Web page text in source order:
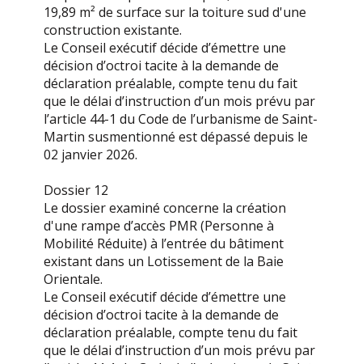
19,89 m² de surface sur la toiture sud d'une
construction existante.
Le Conseil exécutif décide d’émettre une
décision d’octroi tacite à la demande de
déclaration préalable, compte tenu du fait
que le délai d’instruction d’un mois prévu par
l’article 44-1 du Code de l’urbanisme de Saint-
Martin susmentionné est dépassé depuis le
02 janvier 2026.
Dossier 12
Le dossier examiné concerne la création
d'une rampe d’accès PMR (Personne à
Mobilité Réduite) à l’entrée du bâtiment
existant dans un Lotissement de la Baie
Orientale.
Le Conseil exécutif décide d’émettre une
décision d’octroi tacite à la demande de
déclaration préalable, compte tenu du fait
que le délai d’instruction d’un mois prévu par